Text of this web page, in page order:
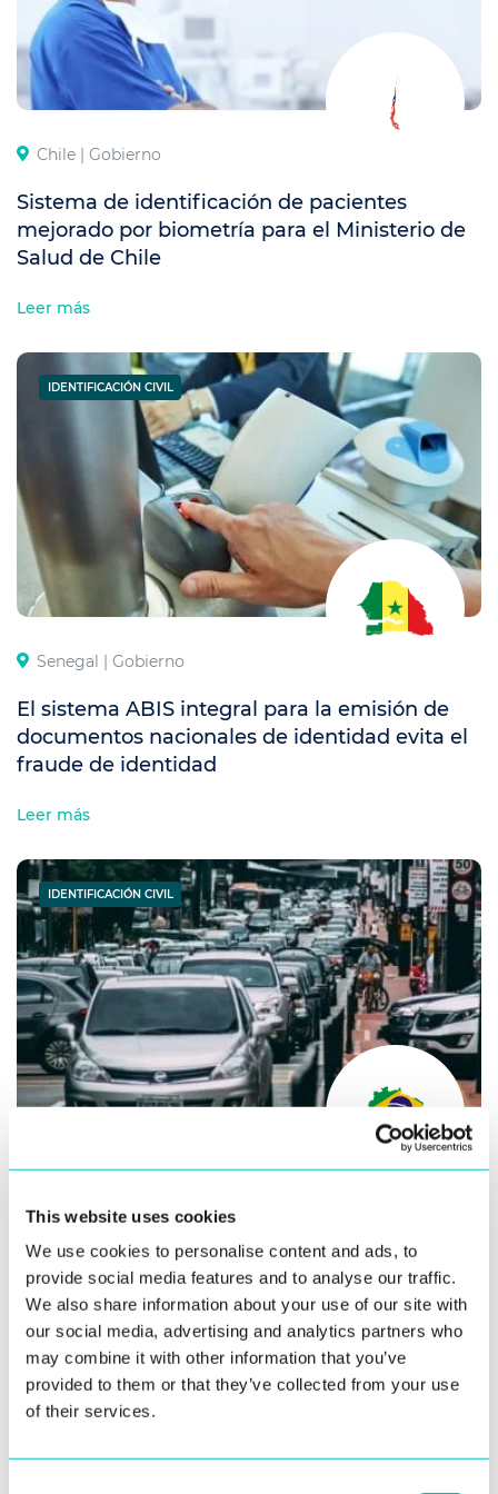
This website uses cookies
We use cookies to personalise content and ads, to
provide social media features and to analyse our traffic.
We also share information about your use of our site with
our social media, advertising and analytics partners who
may combine it with other information that you’ve
provided to them or that they’ve collected from your use
of their services.
Chile | Gobierno
Sistema de identificación de pacientes
mejorado por biometría para el Ministerio de
Salud de Chile
Leer más
IDENTIFICACIÓN CIVIL
Senegal | Gobierno
El sistema ABIS integral para la emisión de
documentos nacionales de identidad evita el
fraude de identidad
Leer más
IDENTIFICACIÓN CIVIL
Brasil (Goias) |Gobierno
Implementación de datos biométricos para
proteger la emisión de licencias de conducir
Leer más
PREVENCIÓN DE FRAUDE DE IDENTIDAD IDENTIFICACIÓN CIVIL